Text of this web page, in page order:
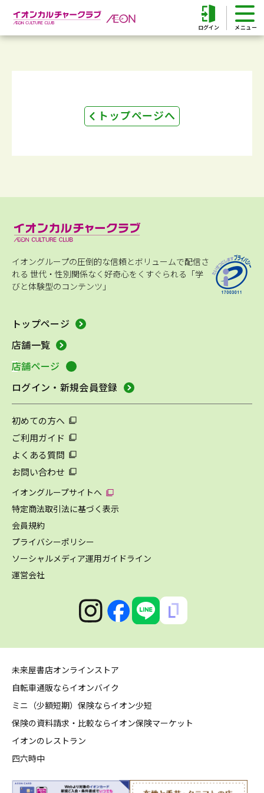
ログイン
トップページへ
イオングループの圧倒的な信頼とボリュームで配信さ
れる 世代・性別関係なく好奇心をくすぐられる「学
びと体験型のコンテンツ」
トップページ
店舗一覧
店舗ページ
ログイン・新規会員登録
初めての方へ
ご利用ガイド
よくある質問
お問い合わせ
イオングループサイトへ
特定商法取引法に基づく表示
会員規約
プライバシーポリシー
ソーシャルメディア運用ガイドライン
運営会社
未来屋書店オンラインストア
自転車通販ならイオンバイク
ミニ（少額短期）保険ならイオン少短
保険の資料請求・比較ならイオン保険マーケット
イオンのレストラン
四六時中